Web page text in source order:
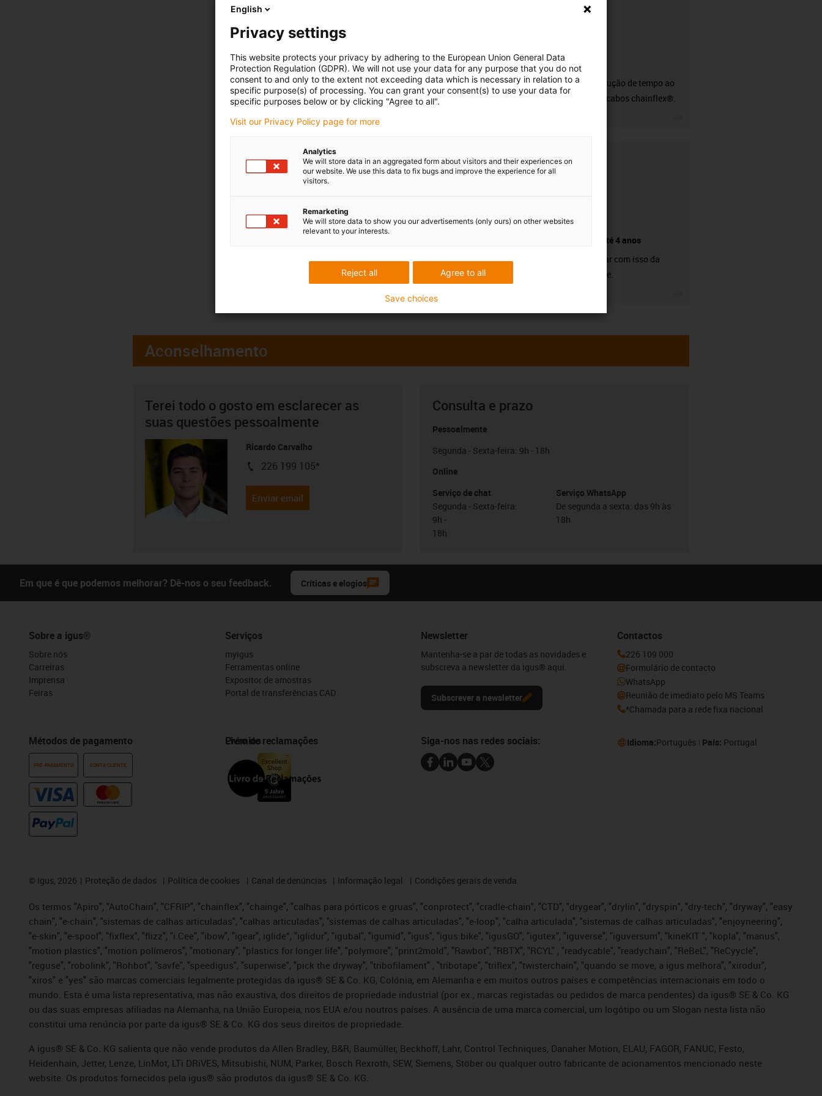
CFRIP®
50% de redução de tempo ao
descarnar cabos chainflex®.
Garantia até 4 anos
Pode contar com isso da
nossa parte.
Aconselhamento
Terei todo o gosto em esclarecer as
suas questões pessoalmente
Ricardo Carvalho
igus-icon-phone
226 199 105*
Enviar email
Consulta e prazo
Pessoalmente
Segunda - Sexta-feira: 9h - 18h
Online
Serviço de chat
Segunda - Sexta-feira:
9h -
18h
Serviço WhatsApp
De segunda a sexta: das 9h às
18h
Em que é que podemos melhorar? Dê-nos o seu feedback. Críticas e elogios
Sobre a igus®
Sobre nós
Carreiras
Imprensa
Feiras
Métodos de pagamento
PRÉ-PAGAMENTO CONTA CLIENTE
Serviços
myigus
Ferramentas online
Expositor de amostras
Portal de transferências CAD
Prémios
Livro de reclamações
Newsletter
Mantenha-se a par de todas as novidades e
subscreva a newsletter da igus® aqui.
Subscrever a newsletter
Contactos
226 109 000
Formulário de contacto
WhatsApp
Reunião de imediato pelo MS Teams
*Chamada para a rede fixa nacional
Siga-nos nas redes sociais: Idioma:Português País: Portugal
© igus, 2026 Proteção de dados Política de cookies Canal de denúncias Informação legal Condições gerais de venda
Os termos "Apiro", "AutoChain", "CFRIP", "chainflex", "chainge", "calhas para pórticos e gruas", "conprotect", "cradle-chain", "CTD", "drygear", "drylin", "dryspin", "dry-tech", "dryway", "easy
chain", "e-chain", "sistemas de calhas articuladas", "calhas articuladas", "sistemas de calhas articuladas", "e-loop", "calha articulada", "sistemas de calhas articuladas", "enjoyneering",
"e-skin", "e-spool", "fixflex", "flizz", "i.Cee", "ibow", "igear", iglide”, "iglidur", "igubal", "igumid", "igus", "igus:bike", "igusGO", "igutex", "iguverse", "iguversum", "kineKIT ", "kopla", "manus",
"motion plastics", "motion polímeros", "motionary", "plastics for longer life", "polymore", "print2mold", "Rawbot", "RBTX", "RCYL" , "readycable", "readychain", "ReBeL", "ReCyycle",
"reguse", "robolink", "Rohbot", "savfe", "speedigus", "superwise", "pick the dryway", "tribofilament" , "tribotape", "triflex", "twisterchain", "quando se move, a igus melhora", "xirodur",
"xiros" e "yes" são marcas comerciais legalmente protegidas da igus® SE & Co. KG, Colónia, em Alemanha e em muitos outros países e competências internacionais em todo o
mundo. Esta é uma lista representativa, mas não exaustiva, dos direitos de propriedade industrial (por ex., marcas registadas ou pedidos de marca pendentes) da igus® SE & Co. KG
ou das suas empresas afiliadas na Alemanha, na União Europeia, nos EUA e/ou noutros países. A ausência de uma marca comercial, um logótipo ou um Slogan nesta lista não
constitui uma renúncia por parte da igus® SE & Co. KG dos seus direitos de propriedade.
A igus® SE & Co. KG salienta que não vende produtos da Allen Bradley, B&R, Baumüller, Beckhoff, Lahr, Control Techniques, Danaher Motion, ELAU, FAGOR, FANUC, Festo,
Heidenhain, Jetter, Lenze, LinMot, LTi DRiVES, Mitsubishi, NUM, Parker, Bosch Rexroth, SEW, Siemens, Stöber ou qualquer outro fabricante de acionamentos mencionado neste
website. Os produtos fornecidos pela igus® são produtos da igus® SE & Co. KG.
English
Privacy settings
This website protects your privacy by adhering to the European Union General Data
Protection Regulation (GDPR). We will not use your data for any purpose that you do not
consent to and only to the extent not exceeding data which is necessary in relation to a
specific purpose(s) of processing. You can grant your consent(s) to use your data for
specific purposes below or by clicking "Agree to all".
Visit our Privacy Policy page for more
Analytics
We will store data in an aggregated form about visitors and their experiences on
our website. We use this data to fix bugs and improve the experience for all
visitors.
Remarketing
We will store data to show you our advertisements (only ours) on other websites
relevant to your interests.
Agree to all
Reject all
Save choices